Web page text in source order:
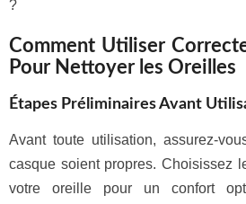
?
Comment Utiliser
Pour Nettoyer les Oreilles
Étapes Préliminaires Avant
Avant toute utilisation, assurez-
casque soient propres. Choisissez
votre oreille pour un confort